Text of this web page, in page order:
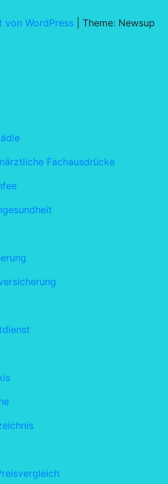
WordPress
Theme: Newsup
Fachausdrücke